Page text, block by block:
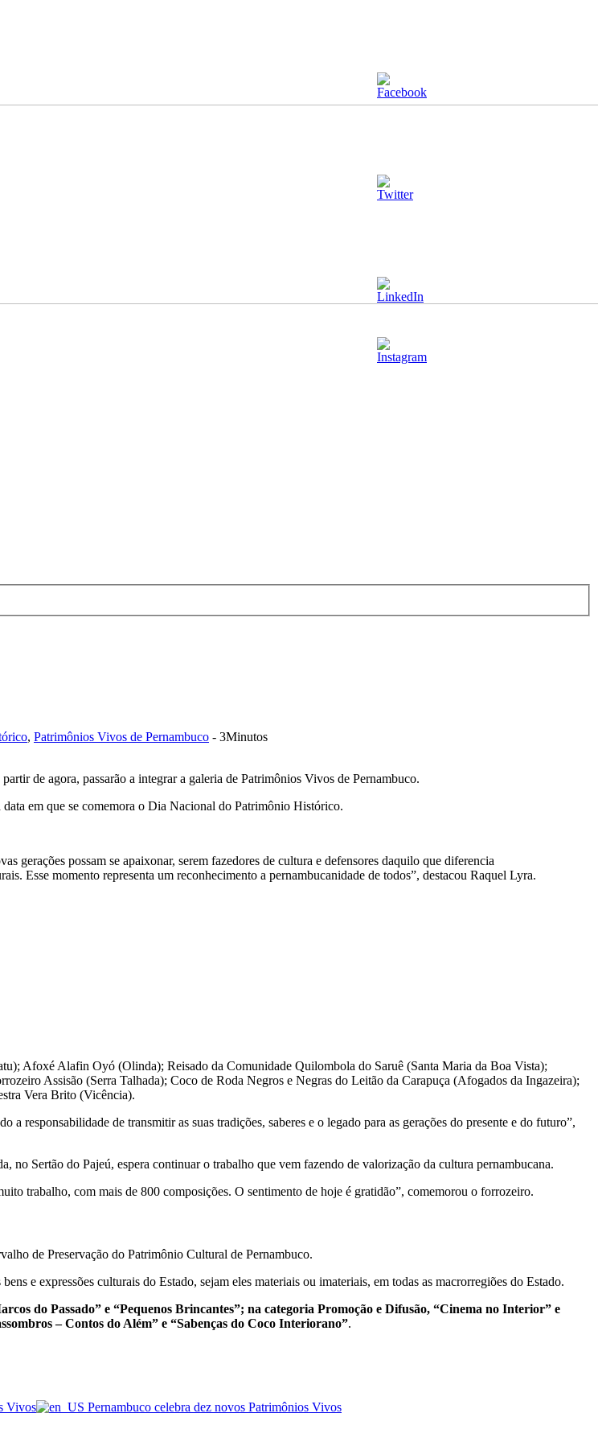
, Patrimônios Vivos de Pernambuco - 3Minutos
de agora, passarão a integrar a galeria de Patrimônios Vivos de Pernambuco.
em que se comemora o Dia Nacional do Patrimônio Histórico.
gerações possam se apaixonar, serem fazedores de cultura e defensores daquilo que diferencia
Esse momento representa um reconhecimento a pernambucanidade de todos”, destacou Raquel Lyra.
Afoxé Alafin Oyó (Olinda); Reisado da Comunidade Quilombola do Saruê (Santa Maria da Boa Vista);
Assisão (Serra Talhada); Coco de Roda Negros e Negras do Leitão da Carapuça (Afogados da Ingazeira);
Vera Brito (Vicência).
a responsabilidade de transmitir as suas tradições, saberes e o legado para as gerações do presente e do futuro”,
Sertão do Pajeú, espera continuar o trabalho que vem fazendo de valorização da cultura pernambucana.
trabalho, com mais de 800 composições. O sentimento de hoje é gratidão”, comemorou o forrozeiro.
de Preservação do Patrimônio Cultural de Pernambuco.
e expressões culturais do Estado, sejam eles materiais ou imateriais, em todas as macrorregiões do Estado.
do Passado” e “Pequenos Brincantes”; na categoria Promoção e Difusão, “Cinema no Interior” e
– Contos do Além” e “Sabenças do Coco Interiorano”.